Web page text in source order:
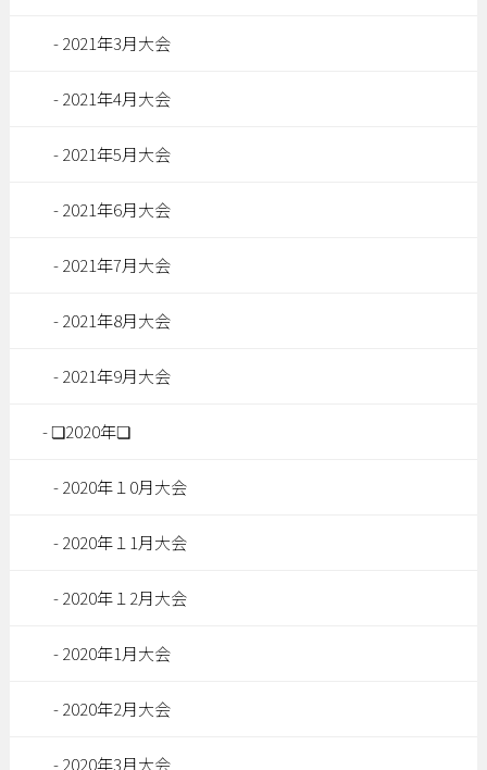
2021年3月大会
2021年4月大会
2021年5月大会
2021年6月大会
2021年7月大会
2021年8月大会
2021年9月大会
❏2020年❏
2020年１0月大会
2020年１1月大会
2020年１2月大会
2020年1月大会
2020年2月大会
2020年3月大会